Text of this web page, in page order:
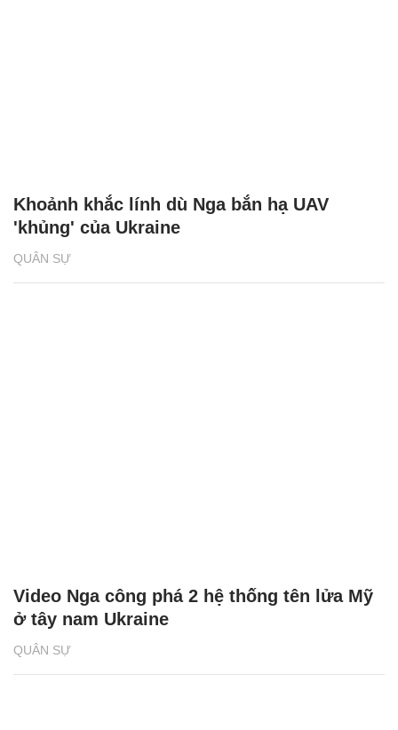
QUÂN SỰ
Khoảnh khắc lính dù Nga bắn hạ UAV
'khủng' của Ukraine
QUÂN SỰ
Video Nga công phá 2 hệ thống tên lửa Mỹ
ở tây nam Ukraine